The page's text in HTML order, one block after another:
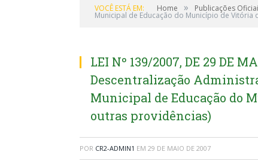
VOCÊ ESTÁ EM: Home » Publicações
Municipal de Educação do Município de Vitória
LEI Nº 139/2007, DE 29 DE
Descentralização
Municipal de Educação do
outras providências)
POR CR2-ADMIN1 EM 29 DE MAIO DE 2007